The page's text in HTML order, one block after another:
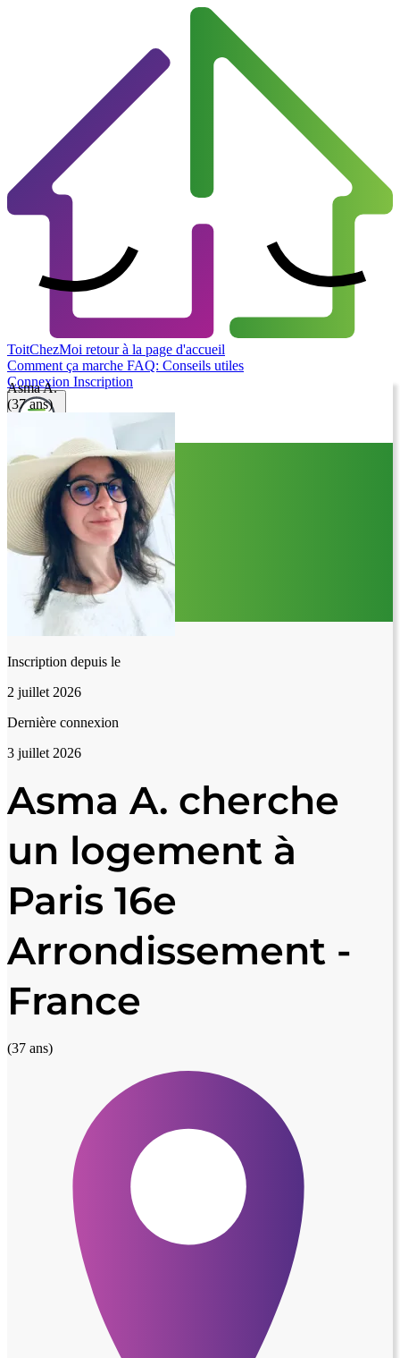
ToitChezMoi retour à la page d'accueil
Comment ça marche FAQ: Conseils utiles
Connexion Inscription
Asma A.
(37 ans)
Inscription depuis le
2 juillet 2026
Dernière connexion
3 juillet 2026
Asma A. cherche
un logement à
Paris 16e
Arrondissement -
France
(37 ans)